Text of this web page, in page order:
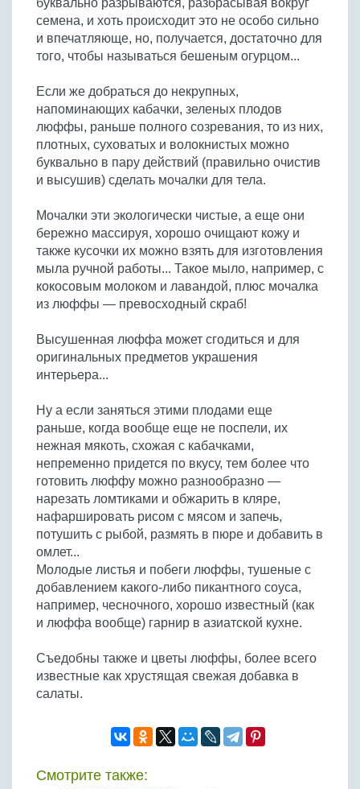
Бобовые
Яйца
Крупы
буквально разрываются, разбрасывая вокруг
семена, и хоть происходит это не особо сильно
и впечатляюще, но, получается, достаточно для
того, чтобы называться бешеным огурцом...
Если же добраться до некрупных,
напоминающих кабачки, зеленых плодов
люффы, раньше полного созревания, то из них,
плотных, суховатых и волокнистых можно
буквально в пару действий (правильно очистив
и высушив) сделать мочалки для тела.
Мочалки эти экологически чистые, а еще они
бережно массируя, хорошо очищают кожу и
также кусочки их можно взять для изготовления
мыла ручной работы... Такое мыло, например, с
кокосовым молоком и лавандой, плюс мочалка
из люффы — превосходный скраб!
Высушенная люффа может сгодиться и для
оригинальных предметов украшения
интерьера...
Ну а если заняться этими плодами еще
раньше, когда вообще еще не поспели, их
нежная мякоть, схожая с кабачками,
непременно придется по вкусу, тем более что
готовить люффу можно разнообразно —
нарезать ломтиками и обжарить в кляре,
нафаршировать рисом с мясом и запечь,
потушить с рыбой, размять в пюре и добавить в
омлет...
Молодые листья и побеги люффы, тушеные с
добавлением какого-либо пикантного соуса,
например, чесночного, хорошо известный (как
и люффа вообще) гарнир в азиатской кухне.
Съедобны также и цветы люффы, более всего
известные как хрустящая свежая добавка в
салаты.
Смотрите также: